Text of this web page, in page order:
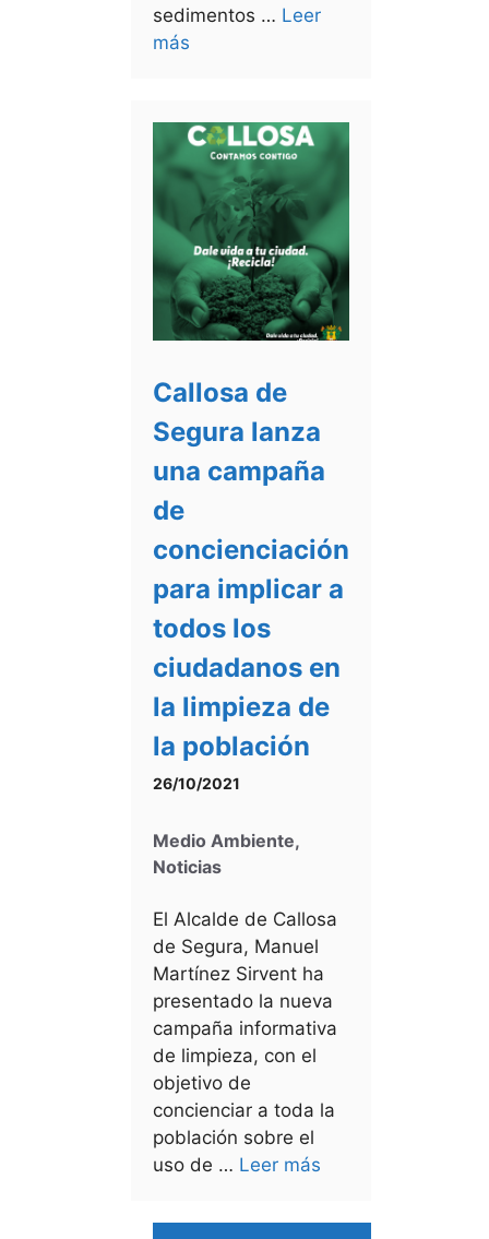
sedimentos … Leer
más
Callosa de
Segura lanza
una campaña
de
concienciación
para implicar a
todos los
ciudadanos en
la limpieza de
la población
26/10/2021
Medio Ambiente,
Noticias
El Alcalde de Callosa
de Segura, Manuel
Martínez Sirvent ha
presentado la nueva
campaña informativa
de limpieza, con el
objetivo de
concienciar a toda la
población sobre el
uso de … Leer más